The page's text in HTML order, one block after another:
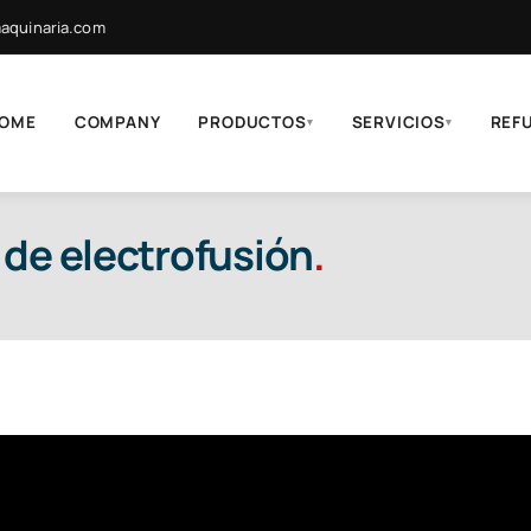
COMPANY PRODUCTOS▾ SERVICIOS▾
electrofusión.